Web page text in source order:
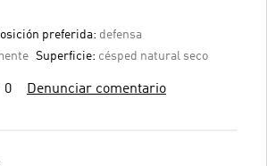
preferida: defensa
Superficie: césped natural seco
0 Denunciar comentario